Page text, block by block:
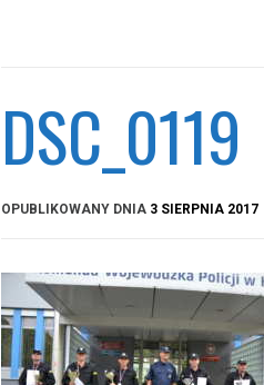
DSC_0119
OPUBLIKOWANY DNIA 3 SIERPNIA 2017